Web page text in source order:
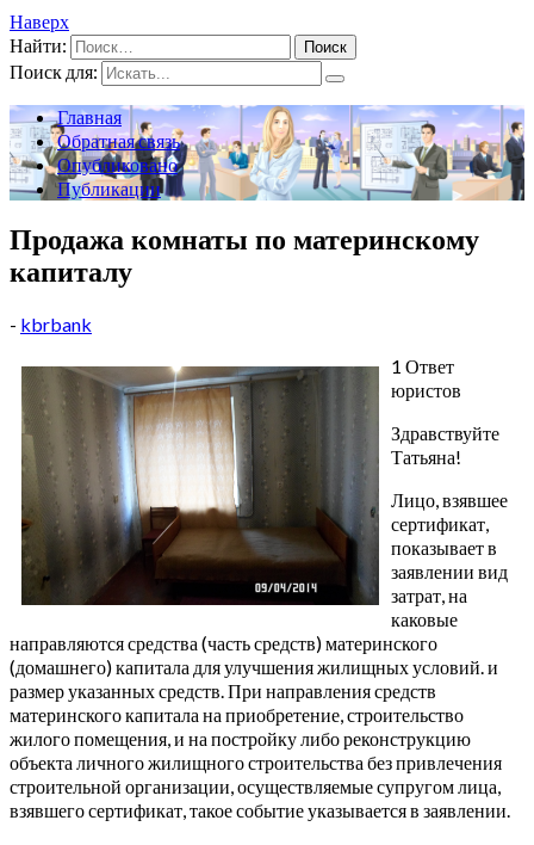
Наверх
Найти:
Поиск для:
Главная
Обратная связь
Опубликовано
Публикации
Продажа комнаты по материнскому
капиталу
- kbrbank
1 Ответ
юристов
Здравствуйте
Татьяна!
Лицо, взявшее
сертификат,
показывает в
заявлении вид
затрат, на
каковые
направляются средства (часть средств) материнского
(домашнего) капитала для улучшения жилищных условий. и
размер указанных средств. При направления средств
материнского капитала на приобретение, строительство
жилого помещения, и на постройку либо реконструкцию
объекта личного жилищного строительства без привлечения
строительной организации, осуществляемые супругом лица,
взявшего сертификат, такое событие указывается в заявлении.